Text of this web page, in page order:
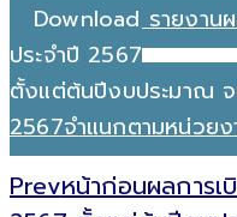
Download รายงาน
ประจำปี 2567
ตั้งแต่ต้นปีงบประมาณ
2567จำแนกตามหน่วย
Prevหน้าก่อนผลการเ